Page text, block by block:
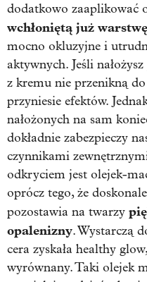
dodatkowo zaaplikować
wchłoniętą już
mocno okluzyjne i
aktywnych. Jeśli
z kremu nie przenikną
przyniesie efektów.
nałożonych na sam
dokładnie zabezpieczy
czynnikami
odkryciem jest olejek-
oprócz tego, że
pozostawia na twarzy
opalenizny. Wystarczą
cera zyskała healthy
wyrównany. Taki olejek